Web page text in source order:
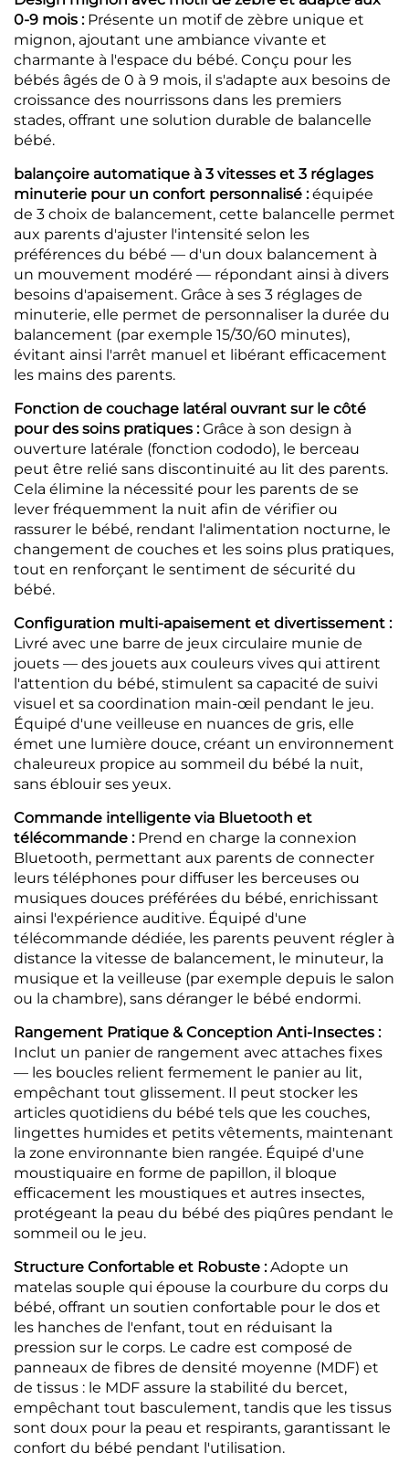
0-9 mois : Présente un motif de zèbre unique et
mignon, ajoutant une ambiance vivante et
charmante à l'espace du bébé. Conçu pour les
bébés âgés de 0 à 9 mois, il s'adapte aux besoins de
croissance des nourrissons dans les premiers
stades, offrant une solution durable de balancelle
bébé.
balançoire automatique à 3 vitesses et 3 réglages
minuterie pour un confort personnalisé :équipée
de 3 choix de balancement, cette balancelle permet
aux parents d'ajuster l'intensité selon les
préférences du bébé — d'un doux balancement à
un mouvement modéré — répondant ainsi à divers
besoins d'apaisement. Grâce à ses 3 réglages de
minuterie, elle permet de personnaliser la durée du
balancement (par exemple 15/30/60 minutes),
évitant ainsi l'arrêt manuel et libérant efficacement
les mains des parents.
Fonction de couchage latéral ouvrant sur le côté
pour des soins pratiques :Grâce à son design à
ouverture latérale (fonction cododo), le berceau
peut être relié sans discontinuité au lit des parents.
Cela élimine la nécessité pour les parents de se
lever fréquemment la nuit afin de vérifier ou
rassurer le bébé, rendant l'alimentation nocturne, le
changement de couches et les soins plus pratiques,
tout en renforçant le sentiment de sécurité du
bébé.
Configuration multi-apaisement et divertissement :
Livré avec une barre de jeux circulaire munie de
jouets — des jouets aux couleurs vives qui attirent
l'attention du bébé, stimulent sa capacité de suivi
visuel et sa coordination main-œil pendant le jeu.
Équipé d'une veilleuse en nuances de gris, elle
émet une lumière douce, créant un environnement
chaleureux propice au sommeil du bébé la nuit,
sans éblouir ses yeux.
Commande intelligente via Bluetooth et
télécommande : Prend en charge la connexion
Bluetooth, permettant aux parents de connecter
leurs téléphones pour diffuser les berceuses ou
musiques douces préférées du bébé, enrichissant
ainsi l'expérience auditive. Équipé d'une
télécommande dédiée, les parents peuvent régler à
distance la vitesse de balancement, le minuteur, la
musique et la veilleuse (par exemple depuis le salon
ou la chambre), sans déranger le bébé endormi.
Rangement Pratique & Conception Anti-Insectes :
Inclut un panier de rangement avec attaches fixes
— les boucles relient fermement le panier au lit,
empêchant tout glissement. Il peut stocker les
articles quotidiens du bébé tels que les couches,
lingettes humides et petits vêtements, maintenant
la zone environnante bien rangée. Équipé d'une
moustiquaire en forme de papillon, il bloque
efficacement les moustiques et autres insectes,
protégeant la peau du bébé des piqûres pendant le
sommeil ou le jeu.
Structure Confortable et Robuste :Adopte un
matelas souple qui épouse la courbure du corps du
bébé, offrant un soutien confortable pour le dos et
les hanches de l'enfant, tout en réduisant la
pression sur le corps. Le cadre est composé de
panneaux de fibres de densité moyenne (MDF) et
de tissus : le MDF assure la stabilité du bercet,
empêchant tout basculement, tandis que les tissus
sont doux pour la peau et respirants, garantissant le
confort du bébé pendant l'utilisation.